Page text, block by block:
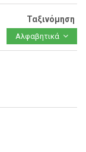
Ταξινόμηση
Αλφαβητικά